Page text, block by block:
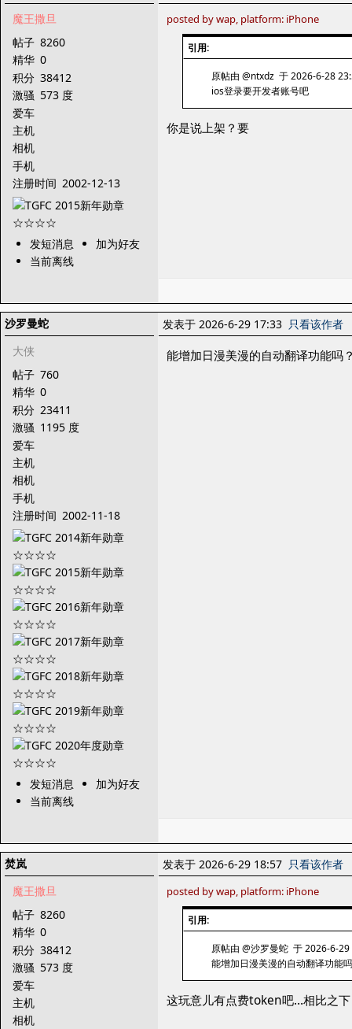
魔王撒旦
帖子 8260
精华 0
积分 38412
激骚 573 度
爱车
主机
相机
手机
注册时间 2002-12-13
发短消息
加为好友
当前离线
posted by wap, platform: iPhone
引用:
原帖由 @ntxdz 于 2026-6-28
ios登录要开发者账号吧
你是说上架？要
沙罗曼蛇
大侠
帖子 760
精华 0
积分 23411
激骚 1195 度
爱车
主机
相机
手机
注册时间 2002-11-18
发短消息
加为好友
当前离线
发表于 2026-6-29 17:33 只看该作者
能增加日漫美漫的自动翻译功能吗
焚岚
魔王撒旦
帖子 8260
精华 0
积分 38412
激骚 573 度
爱车
主机
相机
发表于 2026-6-29 18:57 只看该作者
posted by wap, platform: iPhone
引用:
原帖由 @沙罗曼蛇 于 2026-6-
能增加日漫美漫的自动翻译功能
这玩意儿有点费token吧…相比之